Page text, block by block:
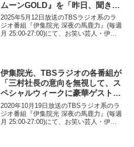
ムーンGOLD』を「昨日、聞きま
した？」とマネージャーに言われ
て内心思っていること
2025年5月12日放送のTBSラジオ系のラ
ジオ番組『伊集院光 深夜の馬鹿力』(毎週
月 25:00-27:00)にて、お笑い芸人・伊集
伊集院光、TBSラジオの各番組が
「三村社長の意向を無視して、ス
ペシャルウィークに豪華ゲストを
呼んでいる」と指摘「あんだよ、
スペシャルウィーク」
2020年10月19日放送のTBSラジオ系のラ
ジオ番組『伊集院光 深夜の馬鹿力』(毎週
月 25:00-27:00)にて、お笑い芸人・伊集